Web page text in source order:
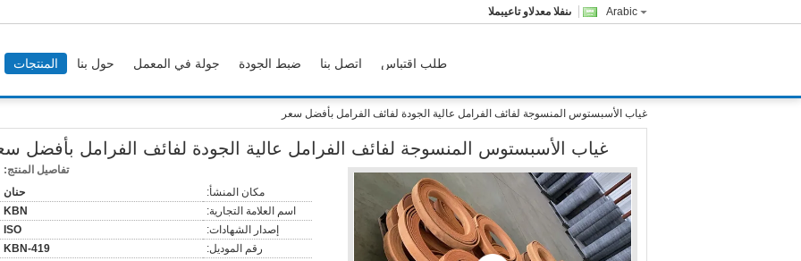
Arabic المبيعات والدعم الفنى
المنتجات حول بنا جولة في المعمل ضبط الجودة اتصل بنا طلب اقتباس
غياب الأسبستوس المنسوجة لفائف الفرامل عالية الجودة لفائف الفرامل بأفضل سعر
غياب الأسبستوس المنسوجة لفائف الفرامل عالية الجودة لفائف الفرامل بأفضل
تفاصيل المنتج:
مكان المنشأ:
حنان
اسم العلامة التجارية:
KBN
إصدار الشهادات:
ISO
رقم الموديل:
KBN-419